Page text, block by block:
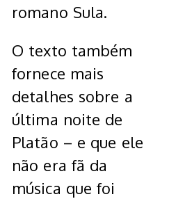
romano Sula.
O texto também
fornece mais
detalhes sobre a
última noite de
Platão – e que ele
não era fã da
música que foi